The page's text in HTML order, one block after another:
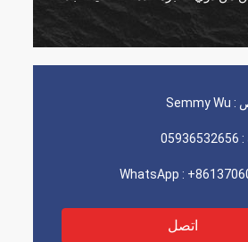
:
Semmy Wu
:
05936532656
اتصل